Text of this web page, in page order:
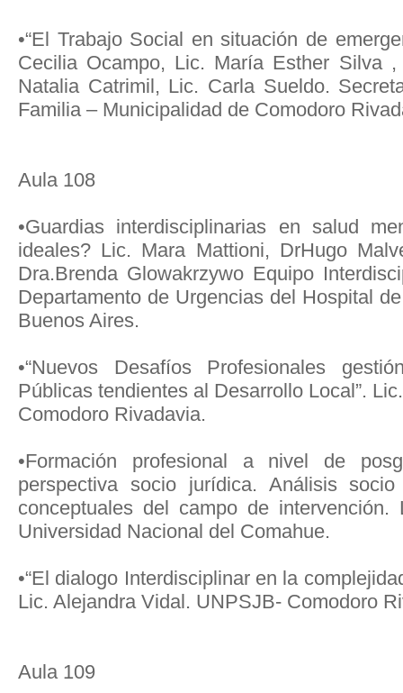
•“El Trabajo Social en situación de
Cecilia Ocampo, Lic. María Esther Silva
Natalia Catrimil, Lic. Carla Sueldo.
Familia – Municipalidad de Comodoro
Aula 108
•Guardias interdisciplinarias en salud
ideales? Lic. Mara Mattioni, DrHugo
Dra.Brenda Glowakrzywo Equipo
Departamento de Urgencias del Hospital
Buenos Aires.
•“Nuevos Desafíos Profesionales
Públicas tendientes al Desarrollo Local”.
Comodoro Rivadavia.
•Formación profesional a nivel de
perspectiva socio jurídica. Análisis
conceptuales del campo de
Universidad Nacional del Comahue.
•“El dialogo Interdisciplinar en la
Lic. Alejandra Vidal. UNPSJB- Comodoro
Aula 109